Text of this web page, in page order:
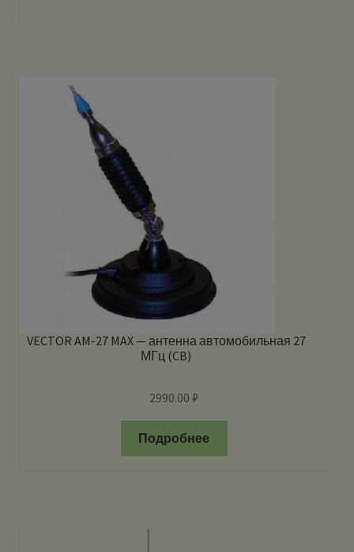
VECTOR AM-27 MAX — антенна автомобильная 27
МГц (CB)
2990.00₽
Подробнее